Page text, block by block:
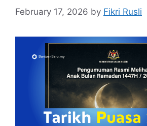
February 17, 2026 by Fikri Rusli